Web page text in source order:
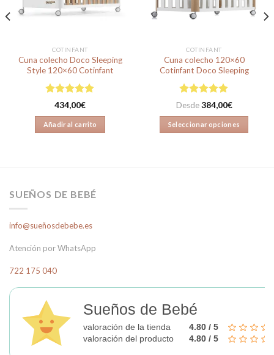
COTINFANT
Cuna colecho Doco Sleeping
Style 120×60 Cotinfant
Valorado en
de 5
434,00€
Añadir al carrito
COTINFANT
Cuna colecho 120×60
Cotinfant Doco Sleeping
Valorado en
de 5
Desde384,00€
Seleccionar opciones
SUEÑOS DE BEBÉ
info@sueñosdebebe.es
Atención por WhatsApp
722 175 040
Sueños de Bebé
valoración de la tienda
4.80 / 5
valoración del producto
4.80 / 5